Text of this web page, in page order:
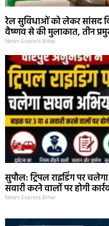
रेल सुविधाओं को लेकर सांसद
वैष्णव से की मुलाकात, तीन
News Express Bihar
सुपौल: ट्रिपल राइडिंग पर
सवारी करने वालों पर होगी
News Express Bihar